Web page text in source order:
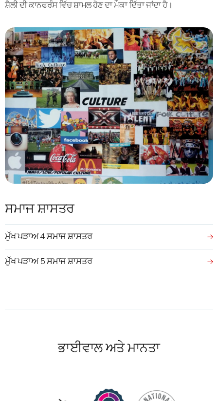
ਸ਼ੈਲੀ ਦੀ ਕਾਨਫਰੰਸ ਵਿੱਚ ਸ਼ਾਮਲ ਹੋਣ ਦਾ ਮੌਕਾ ਦਿੱਤਾ ਜਾਂਦਾ ਹੈ।
ਸਮਾਜ ਸ਼ਾਸਤਰ
ਮੁੱਖ ਪੜਾਅ 4 ਸਮਾਜ ਸ਼ਾਸਤਰ
ਮੁੱਖ ਪੜਾਅ 5 ਸਮਾਜ ਸ਼ਾਸਤਰ
ਭਾਈਵਾਲ ਅਤੇ ਮਾਨਤਾ